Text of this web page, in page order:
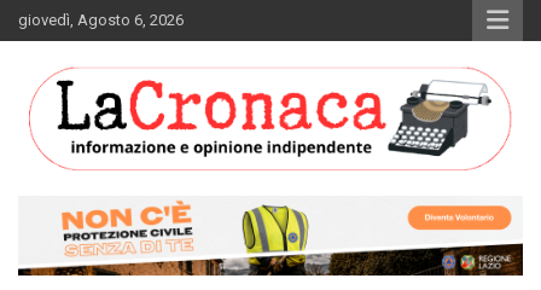
Skip
to
giovedì, Agosto 6, 2026
La Cronaca Quotidiano